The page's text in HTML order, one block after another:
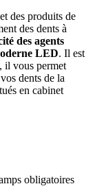
des produits de
des dents à
des agents
LED. Il est
il vous permet
dents de la
en cabinet
obligatoires